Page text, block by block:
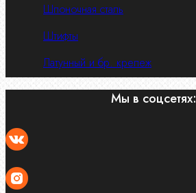
Шпоночная сталь
Штифты
Латунный и бр. крепеж
Мы в соцсетях: